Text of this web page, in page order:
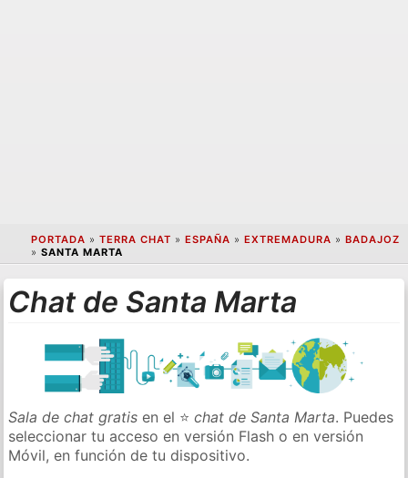
PORTADA » TERRA CHAT » ESPAÑA » EXTREMADURA » BADAJOZ
» SANTA MARTA
Chat de Santa Marta
Sala de chat gratis en el ⭐chat de Santa Marta. Puedes
seleccionar tu acceso en versión Flash o en versión
Móvil, en función de tu dispositivo.